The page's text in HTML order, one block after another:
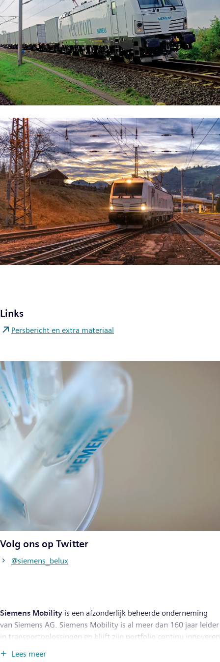
Links
Persbericht en extra materiaal
Volg ons op Twitter
@siemens_belux
Siemens Mobility is een afzonderlijk beheerde onderneming
van Siemens AG. Siemens Mobility is al meer dan 160 jaar leider
in transportoplossingen en blijft zijn portfolio continu innoveren
in zijn kernactiviteiten, namelijk rollend materieel,
Lees meer